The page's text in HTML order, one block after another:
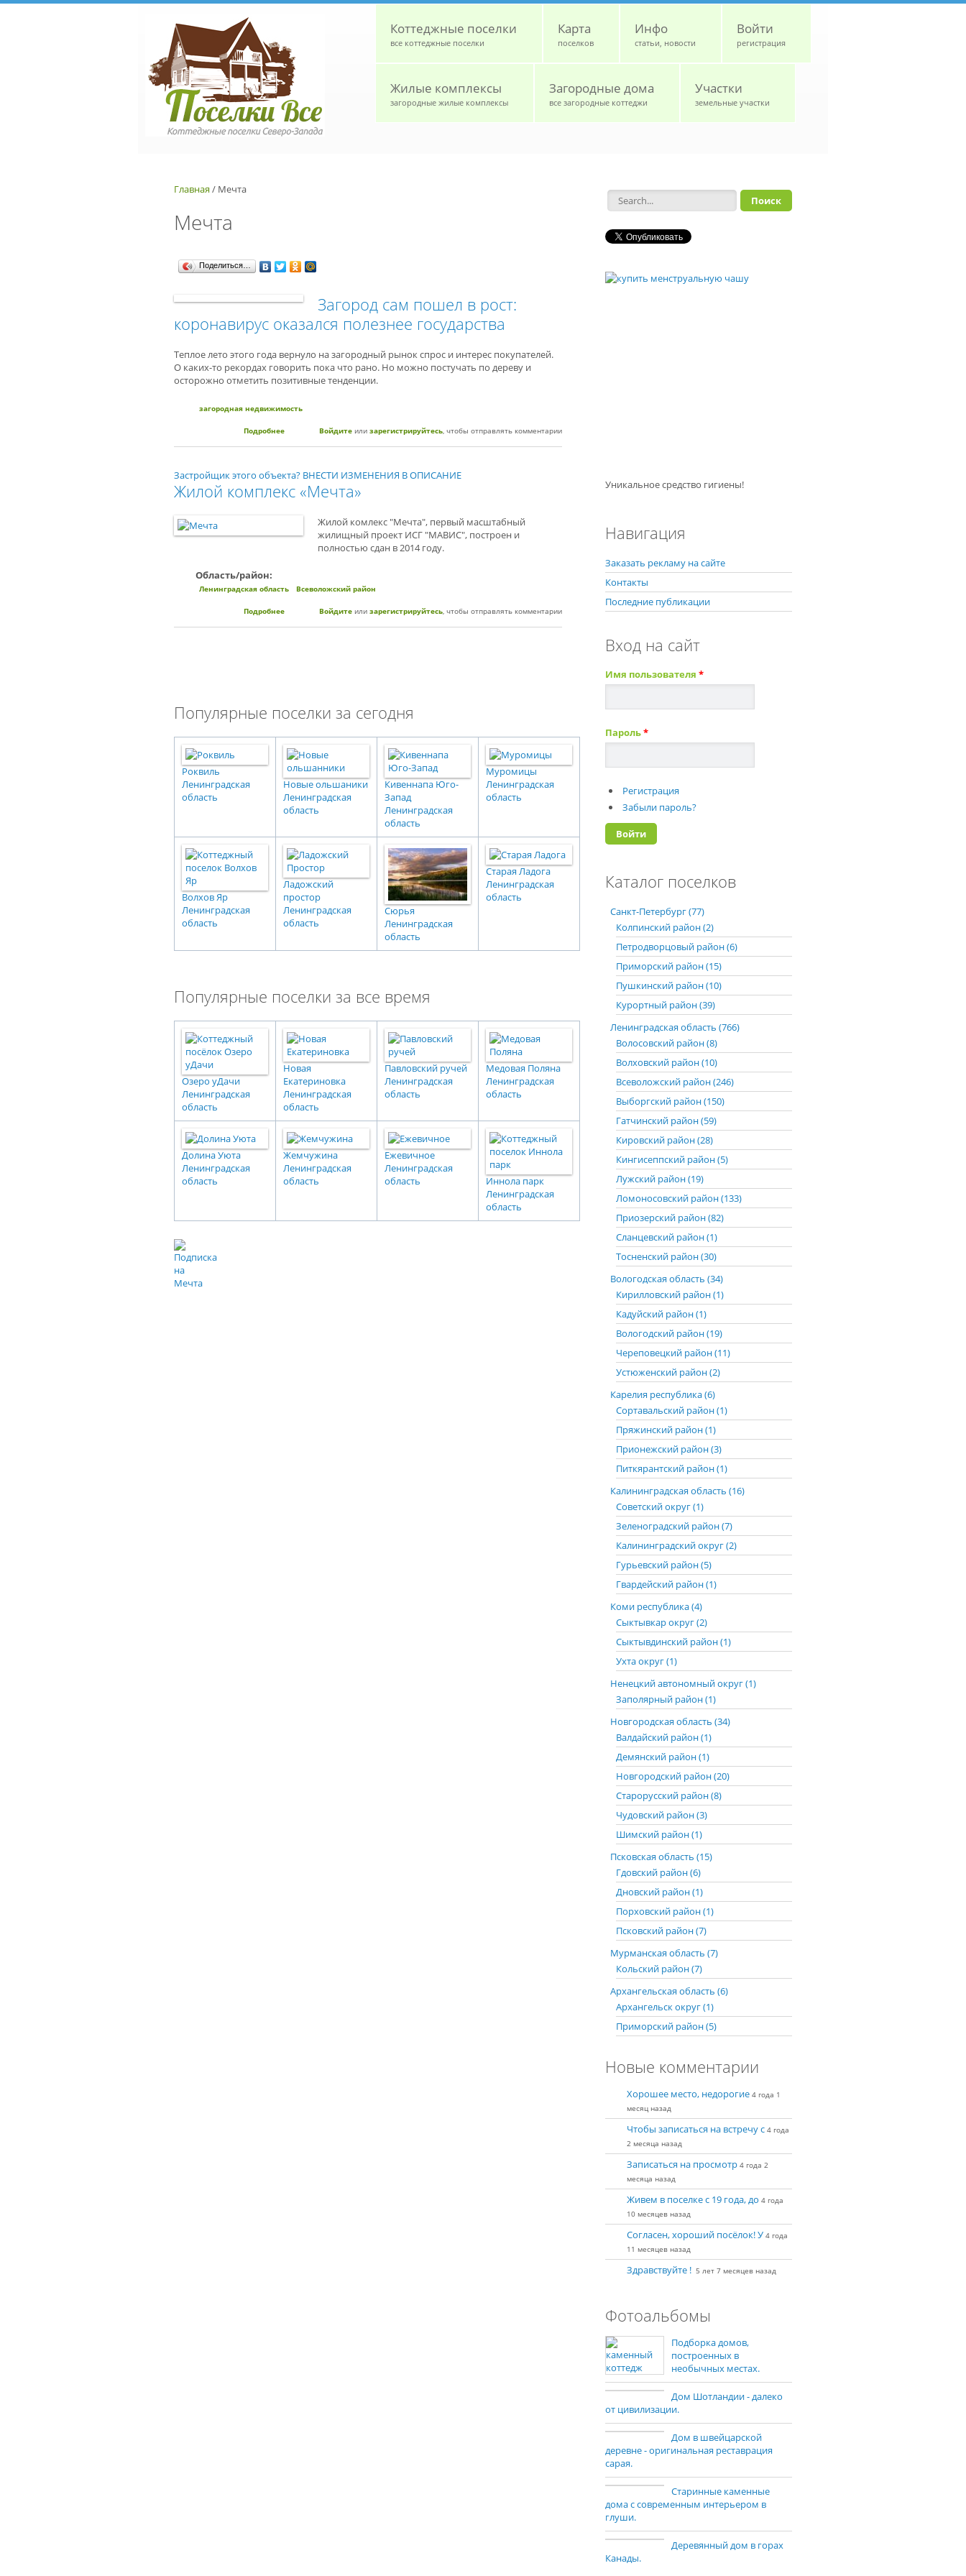
Коттеджные поселки
все коттеджные поселки
Карта
поселков
Инфо
статьи, новости
Войти
регистрация
Жилые комплексы
загородные жилые комплексы
Загородные дома
все загородные коттеджи
Участки
земельные участки
Главная / Мечта
Мечта
Поделиться…
Загород сам пошел в рост:
коронавирус оказался полезнее государства
Теплое лето этого года вернуло на загородный рынок спрос и интерес покупателей.
О каких-то рекордах говорить пока что рано. Но можно постучать по дереву и
осторожно отметить позитивные тенденции.
загородная недвижимость
Подробнее о Загород сам пошел в рост: коронавирус оказался полезнее государства
Войдите или зарегистрируйтесь, чтобы отправлять комментарии
Застройщик этого объекта? ВНЕСТИ ИЗМЕНЕНИЯ В ОПИСАНИЕ
Жилой комплекс «Мечта»
Жилой комлекс "Мечта", первый масштабный
жилищный проект ИСГ "МАВИС", построен и
полностью сдан в 2014 году.
Область/район:
Ленинградская область Всеволожский район
Подробнее о Жилой комплекс «Мечта»
Войдите или зарегистрируйтесь, чтобы отправлять комментарии
Популярные поселки за сегодня
Роквиль
Ленинградская
область
Новые ольшаники
Ленинградская
область
Кивеннапа Юго-
Запад
Ленинградская
область
Муромицы
Ленинградская
область
Волхов Яр
Ленинградская
область
Ладожский
простор
Ленинградская
область
Сюрья
Ленинградская
область
Старая Ладога
Ленинградская
область
Популярные поселки за все время
Озеро уДачи
Ленинградская
область
Новая
Екатериновка
Ленинградская
область
Павловский ручей
Ленинградская
область
Медовая Поляна
Ленинградская
область
Долина Уюта
Ленинградская
область
Жемчужина
Ленинградская
область
Ежевичное
Ленинградская
область
Иннола парк
Ленинградская
область
Форма поиска
Уникальное средство гигиены!
Навигация
Заказать рекламу на сайте
Контакты
Последние публикации
Вход на сайт
Имя пользователя *
Пароль*
Регистрация
Забыли пароль?
Каталог поселков
Санкт-Петербург (77)
Колпинский район (2)
Петродворцовый район (6)
Приморский район (15)
Пушкинский район (10)
Курортный район (39)
Ленинградская область (766)
Волосовский район (8)
Волховский район (10)
Всеволожский район (246)
Выборгский район (150)
Гатчинский район (59)
Кировский район (28)
Кингисеппский район (5)
Лужский район (19)
Ломоносовский район (133)
Приозерский район (82)
Сланцевский район (1)
Тосненский район (30)
Вологодская область (34)
Кирилловский район (1)
Кадуйский район (1)
Вологодский район (19)
Череповецкий район (11)
Устюженский район (2)
Карелия республика (6)
Сортавальский район (1)
Пряжинский район (1)
Прионежский район (3)
Питкярантский район (1)
Калининградская область (16)
Советский округ (1)
Зеленоградский район (7)
Калининградский округ (2)
Гурьевский район (5)
Гвардейский район (1)
Коми республика (4)
Сыктывкар округ (2)
Сыктывдинский район (1)
Ухта округ (1)
Ненецкий автономный округ (1)
Заполярный район (1)
Новгородская область (34)
Валдайский район (1)
Демянский район (1)
Новгородский район (20)
Старорусский район (8)
Чудовский район (3)
Шимский район (1)
Псковская область (15)
Гдовский район (6)
Дновский район (1)
Порховский район (1)
Псковский район (7)
Мурманская область (7)
Кольский район (7)
Архангельская область (6)
Архангельск округ (1)
Приморский район (5)
Новые комментарии
Хорошее место, недорогие 4 года 1
месяц назад
Чтобы записаться на встречу с 4 года
2 месяца назад
Записаться на просмотр 4 года 2
месяца назад
Живем в поселке с 19 года, до 4 года
10 месяцев назад
Согласен, хороший посёлок! У 4 года
11 месяцев назад
Здравствуйте ! 5 лет 7 месяцев назад
Фотоальбомы
Подборка домов,
построенных в
необычных местах.
Дом Шотландии - далеко
от цивилизации.
Дом в швейцарской
деревне - оригинальная реставрация
сарая.
Старинные каменные
дома с современным интерьером в
глуши.
Деревянный дом в горах
Канады.